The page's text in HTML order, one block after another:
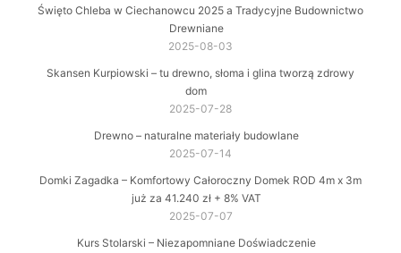
Święto Chleba w Ciechanowcu 2025 a Tradycyjne Budownictwo
Drewniane
2025-08-03
Skansen Kurpiowski – tu drewno, słoma i glina tworzą zdrowy
dom
2025-07-28
Drewno – naturalne materiały budowlane
2025-07-14
Domki Zagadka – Komfortowy Całoroczny Domek ROD 4m x 3m
już za 41.240 zł + 8% VAT
2025-07-07
Kurs Stolarski – Niezapomniane Doświadczenie